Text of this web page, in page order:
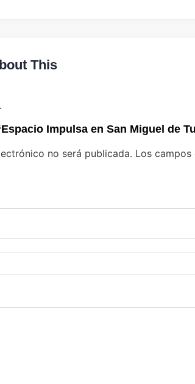
This
Impulsa en San Miguel de
no será publicada. Los